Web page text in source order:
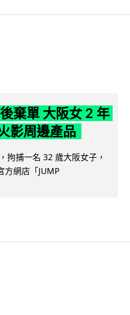
棄單 大阪女 2 年
影周邊產品
拘捕一名 32 歲大阪女子，
方網店「JUMP